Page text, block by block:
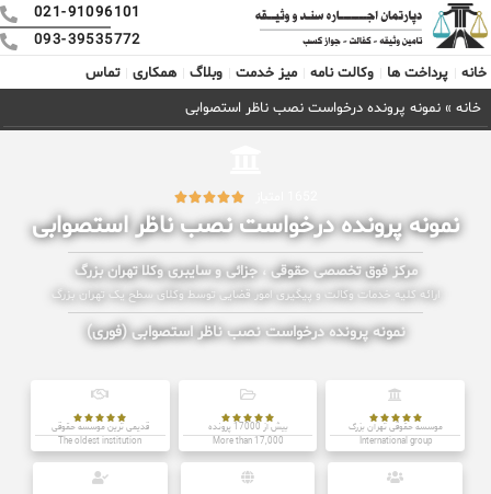
021-91096101
093-39535772
خانه
پرداخت ها وکالت نامه میز خدمت وبلاگ همکاری
تماس
خانه » نمونه پرونده درخواست نصب ناظر استصوابی





نمونه پرونده درخواست نصب ناظر استصوابی
مرکز فوق تخصصی حقوقی ، جزائی و سایبری وکلا تهران بزرگ
ارائه کلیه خدمات وکالت و پیگیری امور قضایی توسط وکلای سطح یک تهران بزرگ
نمونه پرونده درخواست نصب ناظر استصوابی (فوری)





موسسه حقوقی تهران بزرگ
International group





بیش از 17000 پرونده
More than 17,000





قدیمی ترین موسسه حقوقی
The oldest institution